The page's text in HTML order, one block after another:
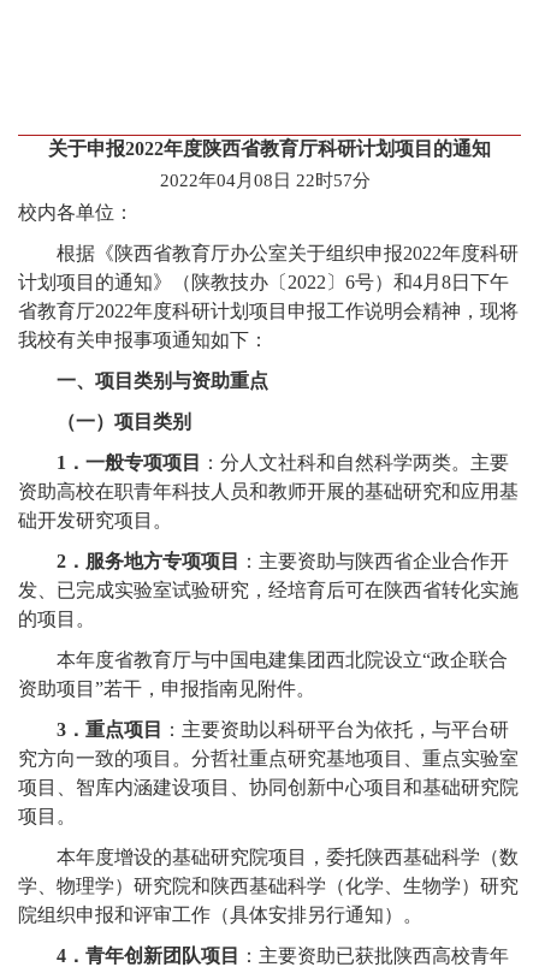
关于申报2022年度陕西省教育厅科研计划项目的通知
2022年04月08日 22时57分
校内各单位：
根据《陕西省教育厅办公室关于组织申报2022年度科研
计划项目的通知》（陕教技办〔 2022 〕 6号）和4月 8日下午
省教育厅2022年度科研计划项目申报工作说明会精神，现将
我校有关申报事项通知如下：
一、项目类别与资助重点
（一）项目类别
1 ．一般专项项目
：分人文社科和自然科学两类。主要
资助高校在职青年科技人员和教师开展的基础研究和应用基
础开发研究项目。
2 ．服务地方专项项目
：主要资助与陕西省企业合作开
发、已完成实验室试验研究，经培育后可在陕西省转化实施
的项目。
本年度省教育厅与中国电建集团西北院设立“政企联合
资助项目”若干，申报指南见附件。
3 ．重点项目
：主要资助以科研平台为依托，与平台研
究方向一致的项目。分哲社重点研究基地项目、重点实验室
项目、智库内涵建设项目、协同创新中心项目和基础研究院
项目。
本年度增设的基础研究院项目，委托陕西基础科学（数
学、物理学）研究院和陕西基础科学（化学、生物学）研究
院组织申报和评审工作（具体安排另行通知）。
4 ．青年创新团队项目
：主要资助已获批陕西高校青年